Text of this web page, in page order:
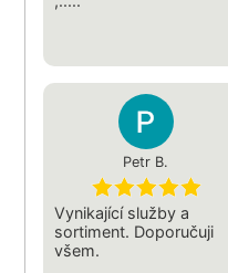
Petr B.
Vynikající služby a
sortiment. Doporučuji
všem.